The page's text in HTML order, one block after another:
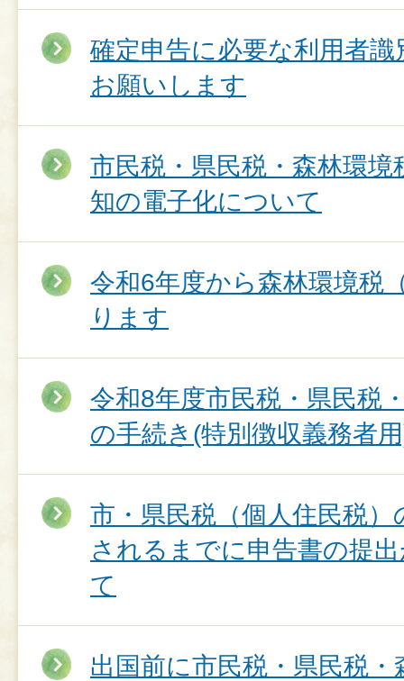
確定申告に必要な利用者
お願いします
市民税・県民税・森林環
知の電子化について
令和6年度から森林環境税
ります
令和8年度市民税・県民税
の手続き(特別徴収義務者
市・県民税（個人住民税
されるまでに申告書の提
て
出国前に市民税・県民税